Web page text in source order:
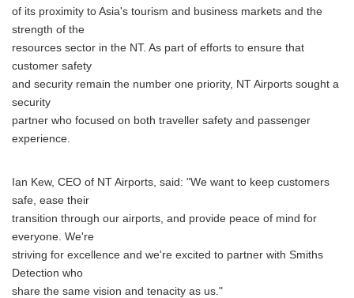
of its proximity to Asia's tourism and business markets and the
strength of the
resources sector in the NT. As part of efforts to ensure that
customer safety
and security remain the number one priority, NT Airports sought a
security
partner who focused on both traveller safety and passenger
experience.
Ian Kew, CEO of NT Airports, said: "We want to keep customers
safe, ease their
transition through our airports, and provide peace of mind for
everyone. We're
striving for excellence and we're excited to partner with Smiths
Detection who
share the same vision and tenacity as us."